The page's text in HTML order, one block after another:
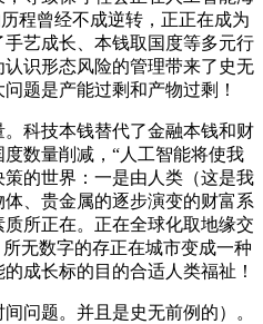
程曾经不成逆转，正正在成为
艺成长、本钱取国度等多元行
识形态风险的管理带来了史无
题是产能过剩和产物过剩！
科技本钱替代了金融本钱和财
数量削减，“人工智能将使我
的世界：一是由人类（这是我
、贵金属的逐步演变的财富系
所正在。正在全球化取地缘交
无数字的存正在城市变成一种
成长标的目的合适人类福祉！
题。并且是史无前例的）。